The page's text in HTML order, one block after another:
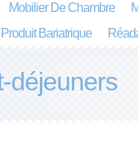
Mobilier De Chambre
Produit Bariatrique
déjeuners